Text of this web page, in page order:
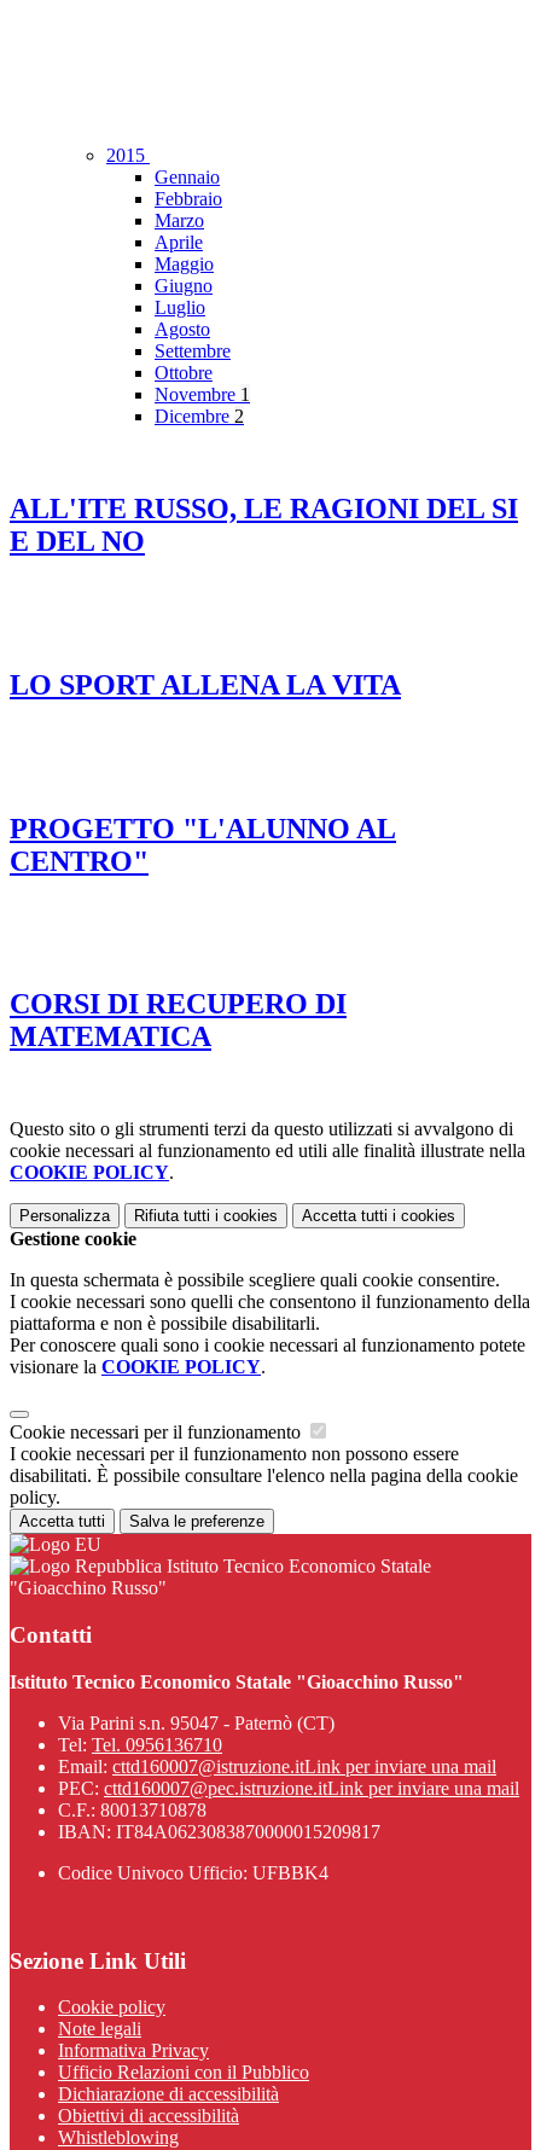
2015
Gennaio
Febbraio
Marzo
Aprile
Maggio
Giugno
Luglio
Agosto
Settembre
Ottobre
Novembre 1
Dicembre 2
ALL'ITE RUSSO, LE RAGIONI DEL SI
E DEL NO
LO SPORT ALLENA LA VITA
PROGETTO "L'ALUNNO AL
CENTRO"
CORSI DI RECUPERO DI
MATEMATICA
Questo sito o gli strumenti terzi da questo utilizzati si avvalgono di
cookie necessari al funzionamento ed utili alle finalità illustrate nella
COOKIE POLICY.
Personalizza Rifiuta tutti i cookies Accetta tutti i cookies
Gestione cookie
In questa schermata è possibile scegliere quali cookie consentire.
I cookie necessari sono quelli che consentono il funzionamento della
piattaforma e non è possibile disabilitarli.
Per conoscere quali sono i cookie necessari al funzionamento potete
visionare la COOKIE POLICY.
Cookie necessari per il funzionamento
I cookie necessari per il funzionamento non possono essere
disabilitati. È possibile consultare l'elenco nella pagina della cookie
policy.
Accetta tutti Salva le preferenze
Istituto Tecnico Economico Statale
"Gioacchino Russo"
Contatti
Istituto Tecnico Economico Statale "Gioacchino Russo"
Via Parini s.n. 95047 - Paternò (CT)
Tel: Tel. 0956136710
Email: cttd160007@istruzione.itLink per inviare una mail
PEC: cttd160007@pec.istruzione.itLink per inviare una mail
C.F.: 80013710878
IBAN: IT84A0623083870000015209817
Codice Univoco Ufficio: UFBBK4
Sezione Link Utili
Cookie policy
Note legali
Informativa Privacy
Ufficio Relazioni con il Pubblico
Dichiarazione di accessibilità
Obiettivi di accessibilità
Whistleblowing